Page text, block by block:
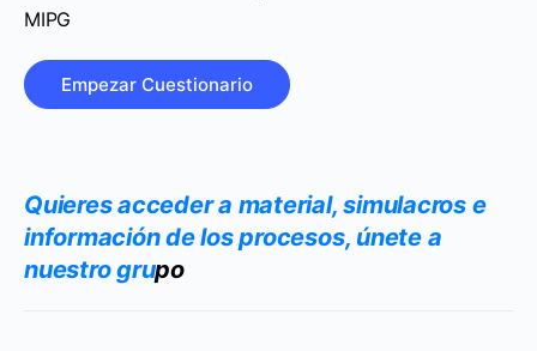
MIPG
Quieres acceder a material, simulacros e
información de los procesos, únete a
nuestro grupo